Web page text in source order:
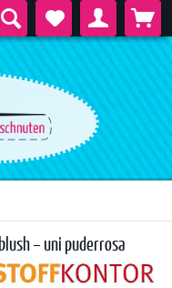
– uni puderrosa